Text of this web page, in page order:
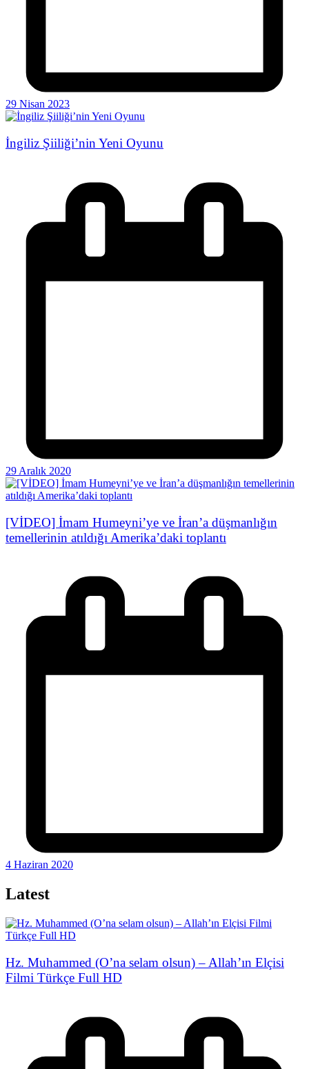
29 Nisan 2023
İngiliz Şiiliği’nin Yeni Oyunu
29 Aralık 2020
[VİDEO] İmam Humeyni’ye ve İran’a düşmanlığın
temellerinin atıldığı Amerika’daki toplantı
4 Haziran 2020
Latest
Hz. Muhammed (O’na selam olsun) – Allah’ın Elçisi
Filmi Türkçe Full HD